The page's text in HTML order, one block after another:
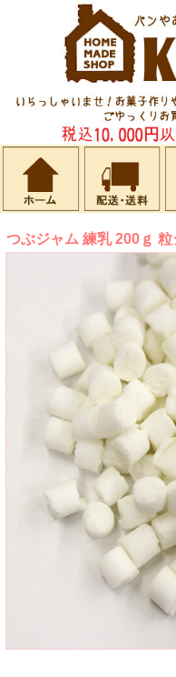
つぶジャム 練乳 200ｇ 粒